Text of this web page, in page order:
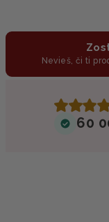
Nevieš, či ti
60